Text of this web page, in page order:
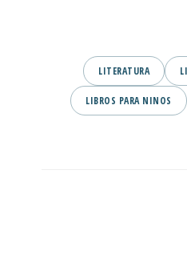
LITERATURA
LIBROS PARA NINOS